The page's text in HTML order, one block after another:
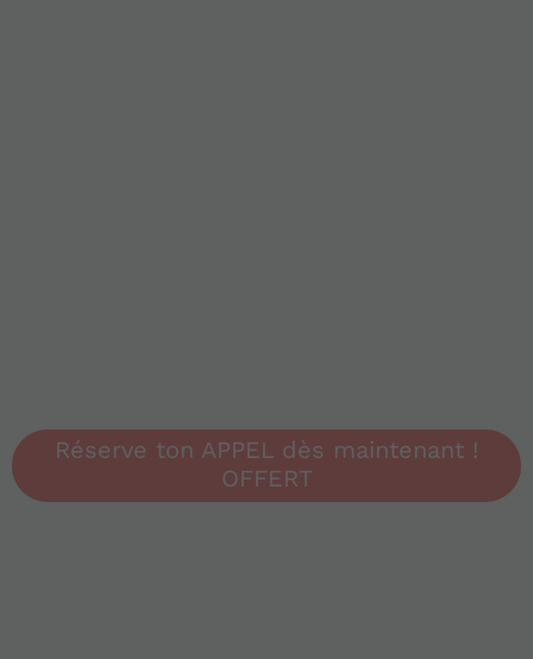
Réserve ton APPEL dès maintenant !
OFFERT